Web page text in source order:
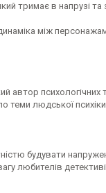
тримає в напрузі та
між
автор
теми людської
будувати
любителів